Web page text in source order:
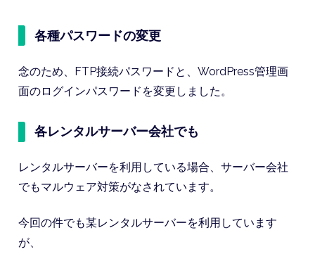
各種パスワードの変更
念のため、FTP接続パスワードと、WordPress管理画
面のログインパスワードを変更しました。
各レンタルサーバー会社でも
レンタルサーバーを利用している場合、サーバー会社
でもマルウェア対策がなされています。
今回の件でも某レンタルサーバーを利用しています
が、